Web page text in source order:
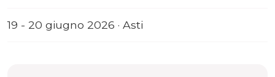
19 - 20 giugno 2026 · Asti